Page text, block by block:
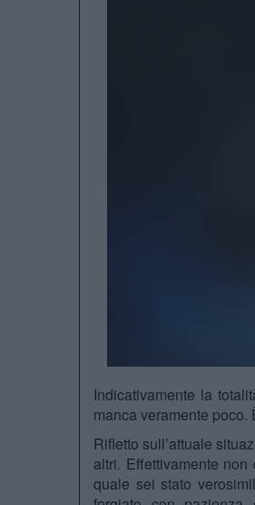
Indicativamente la
manca veramente
Rifletto sull’attuale
altri. Effettivamente
quale sei stato